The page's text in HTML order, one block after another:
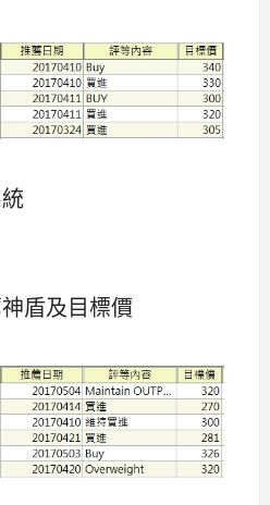
盾及目標價